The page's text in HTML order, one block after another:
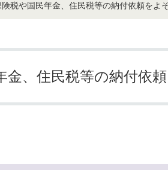
税 ごみ
宅 水
子育てにかか
小中一貫教育
福祉 高
・医療助成
・消防 子
査
見学会 非
協賛のご案内 事業系
金 建
税や国民年金、住民税等の納付依頼をよ
金、住民税等の納付依